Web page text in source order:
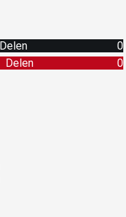
Delen
0
Delen
0